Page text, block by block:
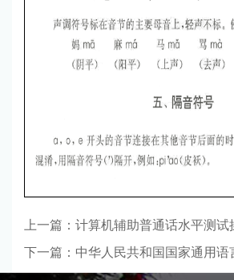
上一篇：计算机辅助普通话水平测试
下一篇：中华人民共和国国家通用语